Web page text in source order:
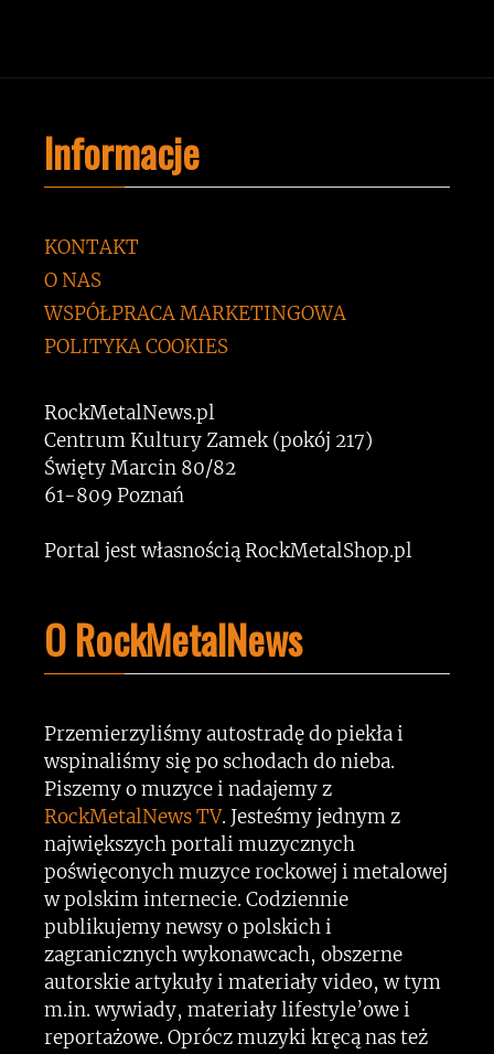
Informacje
KONTAKT
O NAS
WSPÓŁPRACA MARKETINGOWA
POLITYKA COOKIES
RockMetalNews.pl
Centrum Kultury Zamek (pokój 217)
Święty Marcin 80/82
61-809 Poznań
Portal jest własnością RockMetalShop.pl
O RockMetalNews
Przemierzyliśmy autostradę do piekła i
wspinaliśmy się po schodach do nieba.
Piszemy o muzyce i nadajemy z
RockMetalNews TV. Jesteśmy jednym z
największych portali muzycznych
poświęconych muzyce rockowej i metalowej
w polskim internecie. Codziennie
publikujemy newsy o polskich i
zagranicznych wykonawcach, obszerne
autorskie artykuły i materiały video, w tym
m.in. wywiady, materiały lifestyle’owe i
reportażowe. Oprócz muzyki kręcą nas też